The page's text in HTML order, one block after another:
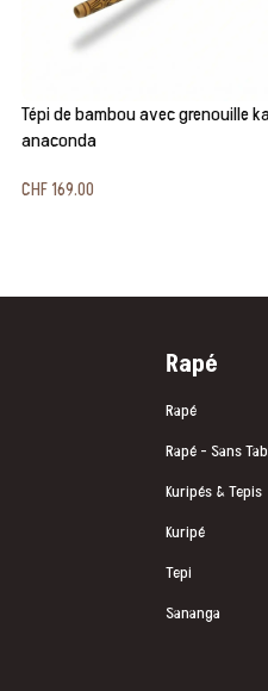
Tépi de bambou avec grenouille
anaconda
CHF169.00
Rapé
Rapé
Rapé - Sans
Kuripés & Tepis
Kuripé
Tepi
Sananga